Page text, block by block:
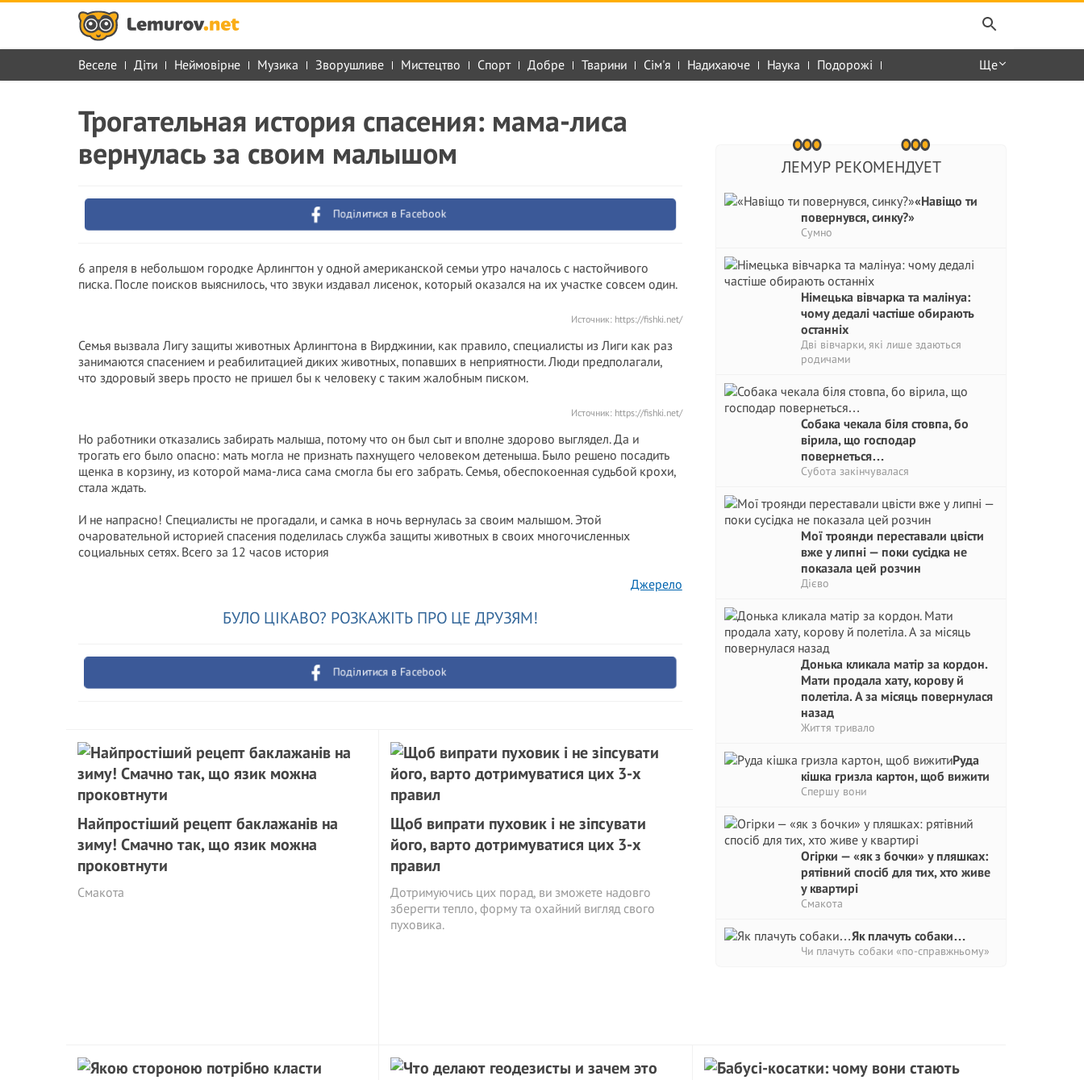
Веселе Діти Неймовірне Музика Зворушливе Мистецтво Спорт Добре Тварини Сім'я Надихаюче Наука Подорожі Ще
ЛЕМУР РЕКОМЕНДУЕТ
«Навіщо ти
повернувся, синку?»
Сумно
Німецька вівчарка та малінуа:
чому дедалі частіше обирають
останніх
Дві вівчарки, які лише здаються
родичами
Собака чекала біля стовпа, бо
вірила, що господар
повернеться…
Субота закінчувалася
Мої троянди переставали цвісти
вже у липні — поки сусідка не
показала цей розчин
Дієво
Донька кликала матір за кордон.
Мати продала хату, корову й
полетіла. А за місяць повернулася
назад
Життя тривало
Руда
кішка гризла картон, щоб вижити
Спершу вони
Огірки — «як з бочки» у пляшках:
рятівний спосіб для тих, хто живе
у квартирі
Смакота
Як плачуть собаки…
Чи плачуть собаки «по-справжньому»
Трогательная история спасения: мама-лиса
вернулась за своим малышом
Поділитися в Facebook
6 апреля в небольшом городке Арлингтон у одной американской семьи утро началось с настойчивого
писка. После поисков выяснилось, что звуки издавал лисенок, который оказался на их участке совсем один.
Источник: https://fishki.net/
Семья вызвала Лигу защиты животных Арлингтона в Вирджинии, как правило, специалисты из Лиги как раз
занимаются спасением и реабилитацией диких животных, попавших в неприятности. Люди предполагали,
что здоровый зверь просто не пришел бы к человеку с таким жалобным писком.
Источник: https://fishki.net/
Но работники отказались забирать малыша, потому что он был сыт и вполне здорово выглядел. Да и
трогать его было опасно: мать могла не признать пахнущего человеком детеныша. Было решено посадить
щенка в корзину, из которой мама-лиса сама смогла бы его забрать. Семья, обеспокоенная судьбой крохи,
стала ждать.
И не напрасно! Специалисты не прогадали, и самка в ночь вернулась за своим малышом. Этой
очаровательной историей спасения поделилась служба защиты животных в своих многочисленных
социальных сетях. Всего за 12 часов история
Джерело
БУЛО ЦІКАВО? РОЗКАЖІТЬ ПРО ЦЕ ДРУЗЯМ!
Поділитися в Facebook
Найпростіший рецепт баклажанів на
зиму! Смачно так, що язик можна
проковтнути
Смакота
Щоб випрати пуховик і не зіпсувати
його, варто дотримуватися цих 3-х
правил
Дотримуючись цих порад, ви зможете надовго
зберегти тепло, форму та охайний вигляд свого
пуховика.